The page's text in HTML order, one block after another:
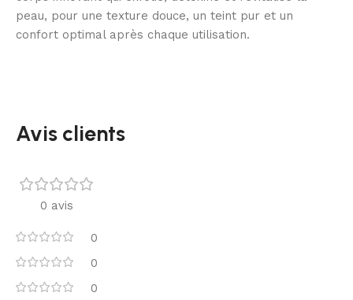
peau, pour une texture douce, un teint pur et un
confort optimal après chaque utilisation.
Avis clients
0 avis
0
0
0